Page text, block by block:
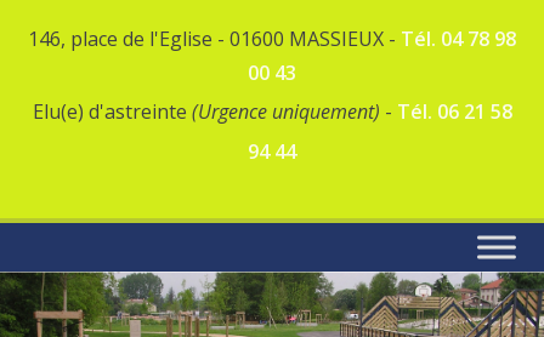
146, place de l'Eglise - 01600 MASSIEUX - Tél. 04 78 98
00 43
Elu(e) d'astreinte (Urgence uniquement) - Tél. 06 21 58
94 44